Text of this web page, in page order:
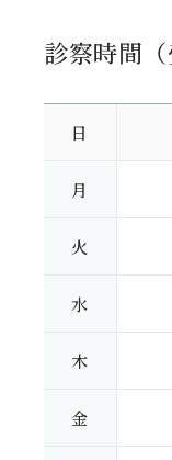
診察時間（
日
月
火
水
木
金